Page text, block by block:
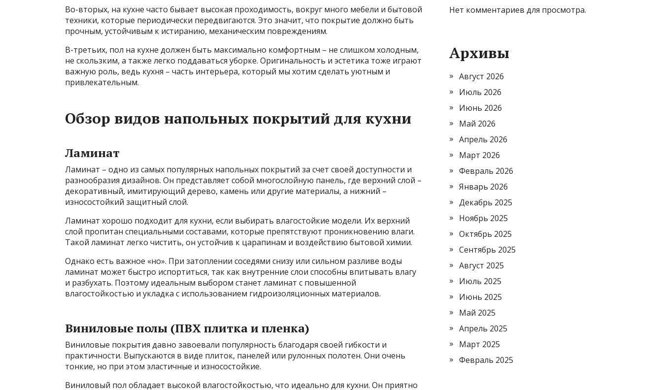
Во-вторых, на кухне часто бывает высокая проходимость, вокруг много мебели и бытовой
техники, которые периодически передвигаются. Это значит, что покрытие должно быть
прочным, устойчивым к истиранию, механическим повреждениям.
В-третьих, пол на кухне должен быть максимально комфортным – не слишком холодным,
не скользким, а также легко поддаваться уборке. Оригинальность и эстетика тоже играют
важную роль, ведь кухня – часть интерьера, который мы хотим сделать уютным и
привлекательным.
Обзор видов напольных покрытий для кухни
Ламинат
Ламинат – одно из самых популярных напольных покрытий за счет своей доступности и
разнообразия дизайнов. Он представляет собой многослойную панель, где верхний слой –
декоративный, имитирующий дерево, камень или другие материалы, а нижний –
износостойкий защитный слой.
Ламинат хорошо подходит для кухни, если выбирать влагостойкие модели. Их верхний
слой пропитан специальными составами, которые препятствуют проникновению влаги.
Такой ламинат легко чистить, он устойчив к царапинам и воздействию бытовой химии.
Однако есть важное «но». При затоплении соседями снизу или сильном разливе воды
ламинат может быстро испортиться, так как внутренние слои способны впитывать влагу
и разбухать. Поэтому идеальным выбором станет ламинат с повышенной
влагостойкостью и укладка с использованием гидроизоляционных материалов.
Виниловые полы (ПВХ плитка и пленка)
Виниловые покрытия давно завоевали популярность благодаря своей гибкости и
практичности. Выпускаются в виде плиток, панелей или рулонных полотен. Они очень
тонкие, но при этом эластичные и износостойкие.
Виниловый пол обладает высокой влагостойкостью, что идеально для кухни. Он приятно
Нет комментариев для просмотра.
Архивы
Август 2026
Июль 2026
Июнь 2026
Май 2026
Апрель 2026
Март 2026
Февраль 2026
Январь 2026
Декабрь 2025
Ноябрь 2025
Октябрь 2025
Сентябрь 2025
Август 2025
Июль 2025
Июнь 2025
Май 2025
Апрель 2025
Март 2025
Февраль 2025